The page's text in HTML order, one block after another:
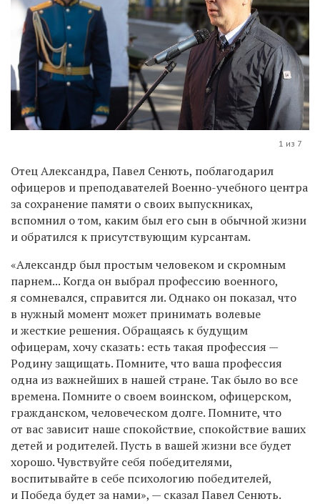
1 из 7
Отец Александра, Павел Сенють, поблагодарил
офицеров и преподавателей Военно-учебного центра
за сохранение памяти о своих выпускниках,
вспомнил о том, каким был его сын в обычной жизни
и обратился к присутствующим курсантам.
«Александр был простым человеком и скромным
парнем... Когда он выбрал профессию военного,
я сомневался, справится ли. Однако он показал, что
в нужный момент может принимать волевые
и жесткие решения. Обращаясь к будущим
офицерам, хочу сказать: есть такая профессия —
Родину защищать. Помните, что ваша профессия
одна из важнейших в нашей стране. Так было во все
времена. Помните о своем воинском, офицерском,
гражданском, человеческом долге. Помните, что
от вас зависит наше спокойствие, спокойствие ваших
детей и родителей. Пусть в вашей жизни все будет
хорошо. Чувствуйте себя победителями,
воспитывайте в себе психологию победителей,
и Победа будет за нами», — сказал Павел Сенють.